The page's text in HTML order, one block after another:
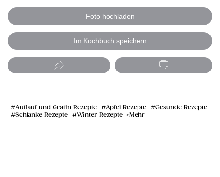
Foto hochladen
Im Kochbuch speichern
Auflauf und Gratin Rezepte Apfel Rezepte
Gesunde Rezepte
Schlanke Rezepte
Winter Rezepte Mehr